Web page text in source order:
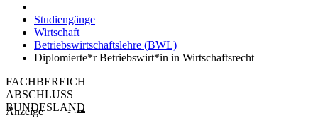
Studiengänge
Wirtschaft
Betriebswirtschaftslehre (BWL)
Diplomierte*r Betriebswirt*in in Wirtschaftsrecht
FACHBEREICH
ABSCHLUSS
BUNDESLAND
Anzeige